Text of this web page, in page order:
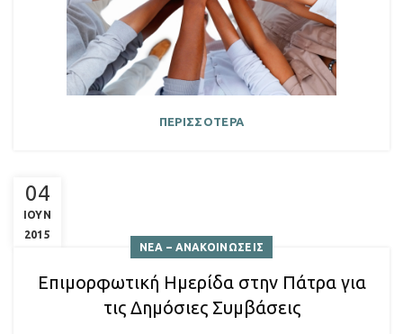
ΠΕΡΙΣΣΟΤΕΡΑ
04
ΙΟΥΝ
2015
ΝΕΑ – ΑΝΑΚΟΙΝΩΣΕΙΣ
Επιμορφωτική Ημερίδα στην Πάτρα για
τις Δημόσιες Συμβάσεις